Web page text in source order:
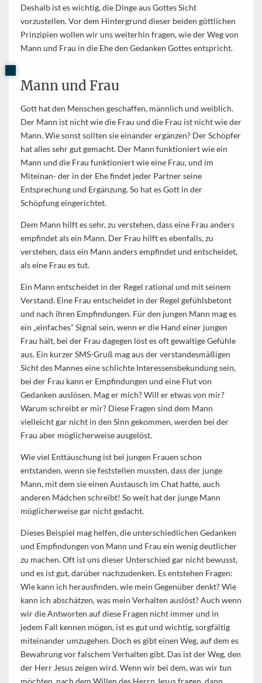
Deshalb ist es wichtig, die Dinge aus Gottes Sicht
vorzustellen. Vor dem Hintergrund dieser beiden göttlichen
Prinzipien wollen wir uns weiterhin fragen, wie der Weg von
Mann und Frau in die Ehe den Gedanken Gottes entspricht.
Mann und Frau
Gott hat den Menschen geschaffen, männlich und weiblich.
Der Mann ist nicht wie die Frau und die Frau ist nicht wie der
Mann. Wie sonst sollten sie einander ergänzen? Der Schöpfer
hat alles sehr gut gemacht. Der Mann funktioniert wie ein
Mann und die Frau funktioniert wie eine Frau, und im
Miteinan- der in der Ehe findet jeder Partner seine
Entsprechung und Ergänzung. So hat es Gott in der
Schöpfung eingerichtet.
Dem Mann hilft es sehr, zu verstehen, dass eine Frau anders
empfindet als ein Mann. Der Frau hilft es ebenfalls, zu
verstehen, dass ein Mann anders empfindet und entscheidet,
als eine Frau es tut.
Ein Mann entscheidet in der Regel rational und mit seinem
Verstand. Eine Frau entscheidet in der Regel gefühlsbetont
und nach ihren Empfindungen. Für den jungen Mann mag es
ein „einfaches” Signal sein, wenn er die Hand einer jungen
Frau hält, bei der Frau dagegen löst es oft gewaltige Gefühle
aus. Ein kurzer SMS-Gruß mag aus der verstandesmäßigen
Sicht des Mannes eine schlichte Interessensbekundung sein,
bei der Frau kann er Empfindungen und eine Flut von
Gedanken auslösen. Mag er mich? Will er etwas von mir?
Warum schreibt er mir? Diese Fragen sind dem Mann
vielleicht gar nicht in den Sinn gekommen, werden bei der
Frau aber möglicherweise ausgelöst.
Wie viel Enttäuschung ist bei jungen Frauen schon
entstanden, wenn sie feststellen mussten, dass der junge
Mann, mit dem sie einen Austausch im Chat hatte, auch
anderen Mädchen schreibt! So weit hat der junge Mann
möglicherweise gar nicht gedacht.
Dieses Beispiel mag helfen, die unterschiedlichen Gedanken
und Empfindungen von Mann und Frau ein wenig deutlicher
zu machen. Oft ist uns dieser Unterschied gar nicht bewusst,
und es ist gut, darüber nachzudenken. Es entstehen Fragen:
Wie kann ich herausfinden, wie mein Gegenüber denkt? Wie
kann ich abschätzen, was mein Verhalten auslöst? Auch wenn
wir die Antworten auf diese Fragen nicht immer und in
jedem Fall kennen mögen, ist es gut und wichtig, sorgfältig
miteinander umzugehen. Doch es gibt einen Weg, auf dem es
Bewahrung vor falschem Verhalten gibt. Das ist der Weg, den
der Herr Jesus zeigen wird. Wenn wir bei dem, was wir tun